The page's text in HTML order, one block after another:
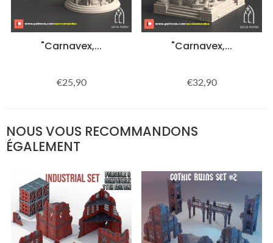
"Carnavex,...
Prix
€25,90€25,90
"Carnavex,...
Prix
€32,90€32,90
NOUS VOUS RECOMMANDONS
ÉGALEMENT